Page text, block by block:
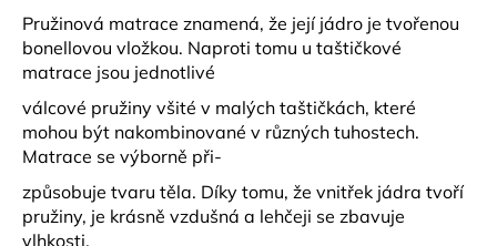
Pružinová matrace znamená, že její jádro je tvořenou
bonellovou vložkou. Naproti tomu u taštičkové
matrace jsou jednotlivé
válcové pružiny všité v malých taštičkách, které
mohou být nakombinované v různých tuhostech.
Matrace se výborně při-
způsobuje tvaru těla. Díky tomu, že vnitřek jádra tvoří
pružiny, je krásně vzdušná a lehčeji se zbavuje
vlhkosti.